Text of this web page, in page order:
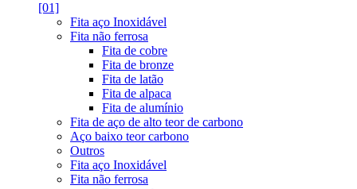
[01]
Fita aço Inoxidável
Fita não ferrosa
Fita de cobre
Fita de bronze
Fita de latão
Fita de alpaca
Fita de alumínio
Fita de aço de alto teor de carbono
Aço baixo teor carbono
Outros
Fita aço Inoxidável
Fita não ferrosa